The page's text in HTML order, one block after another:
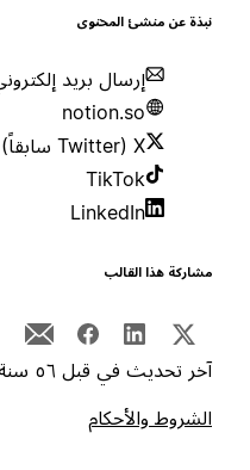
عن منشئ المحتوى
إرسال بريد إلكتروني
notion.so
TikTok
LinkedIn
هذا القالب
تحديث في قبل ٥٦ سنة
والأحكام